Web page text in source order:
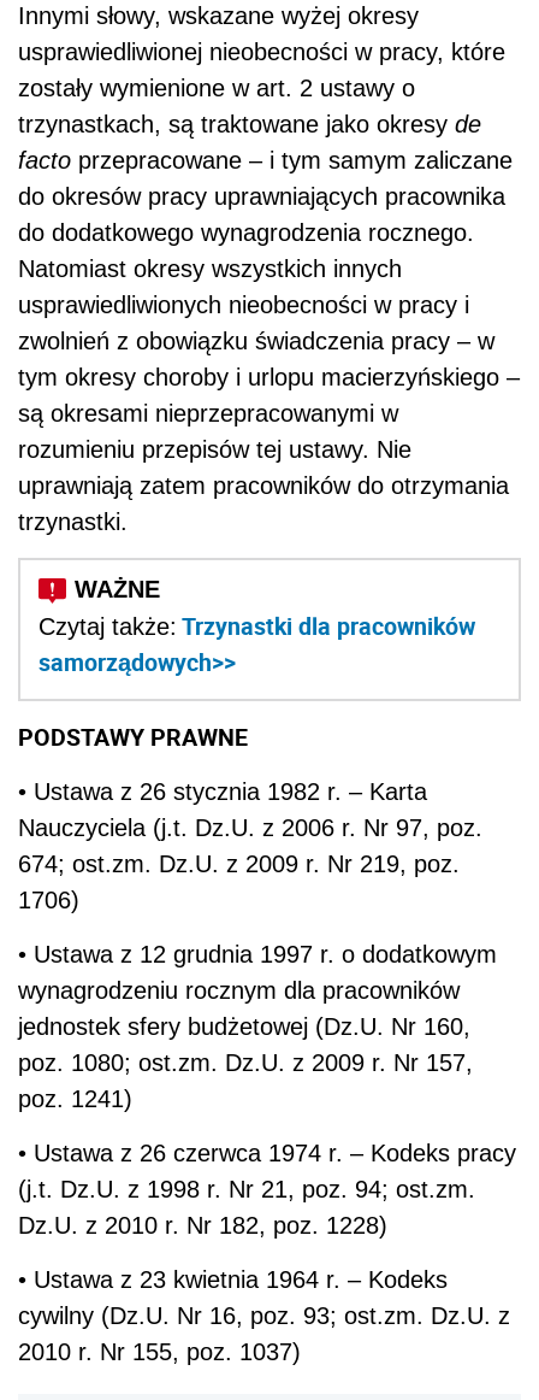
Innymi słowy, wskazane wyżej okresy
usprawiedliwionej nieobecności w pracy, które
zostały wymienione w art. 2 ustawy o
trzynastkach, są traktowane jako okresy de
facto przepracowane – i tym samym zaliczane
do okresów pracy uprawniających pracownika
do dodatkowego wynagrodzenia rocznego.
Natomiast okresy wszystkich innych
usprawiedliwionych nieobecności w pracy i
zwolnień z obowiązku świadczenia pracy – w
tym okresy choroby i urlopu macierzyńskiego –
są okresami nieprzepracowanymi w
rozumieniu przepisów tej ustawy. Nie
uprawniają zatem pracowników do otrzymania
trzynastki.
Czytaj także: Trzynastki dla pracowników
samorządowych>>
PODSTAWY PRAWNE
• Ustawa z 26 stycznia 1982 r. – Karta
Nauczyciela (j.t. Dz.U. z 2006 r. Nr 97, poz.
674; ost.zm. Dz.U. z 2009 r. Nr 219, poz.
1706)
• Ustawa z 12 grudnia 1997 r. o dodatkowym
wynagrodzeniu rocznym dla pracowników
jednostek sfery budżetowej (Dz.U. Nr 160,
poz. 1080; ost.zm. Dz.U. z 2009 r. Nr 157,
poz. 1241)
• Ustawa z 26 czerwca 1974 r. – Kodeks pracy
(j.t. Dz.U. z 1998 r. Nr 21, poz. 94; ost.zm.
Dz.U. z 2010 r. Nr 182, poz. 1228)
• Ustawa z 23 kwietnia 1964 r. – Kodeks
cywilny (Dz.U. Nr 16, poz. 93; ost.zm. Dz.U. z
2010 r. Nr 155, poz. 1037)